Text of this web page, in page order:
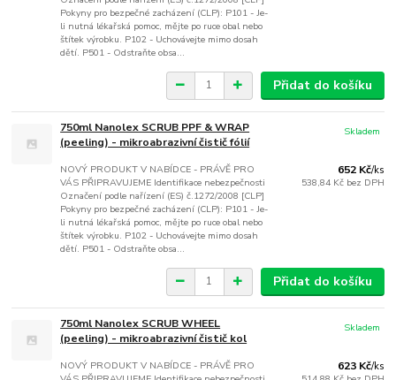
Pokyny pro bezpečné zacházení (CLP): P101 - Je-
li nutná lékařská pomoc, mějte po ruce obal nebo
štítek výrobku. P102 - Uchovávejte mimo dosah
dětí. P501 - Odstraňte obsa...
Přidat do košíku
750ml Nanolex SCRUB PPF & WRAP
(peeling) - mikroabrazivní čistič fólií
NOVÝ PRODUKT V NABÍDCE - PRÁVĚ PRO
VÁS PŘIPRAVUJEME Identifikace nebezpečnosti
Označení podle nařízení (ES) č.1272/2008 [CLP]
Pokyny pro bezpečné zacházení (CLP): P101 - Je-
li nutná lékařská pomoc, mějte po ruce obal nebo
štítek výrobku. P102 - Uchovávejte mimo dosah
dětí. P501 - Odstraňte obsa...
652 Kč/ks
538,84 Kč bez DPH
Skladem
Přidat do košíku
750ml Nanolex SCRUB WHEEL
(peeling) - mikroabrazivní čistič kol
NOVÝ PRODUKT V NABÍDCE - PRÁVĚ PRO
623 Kč/ks
Skladem